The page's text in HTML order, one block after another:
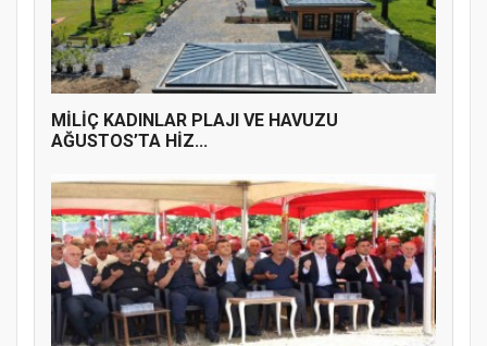
MİLİÇ KADINLAR PLAJI VE HAVUZU
AĞUSTOS’TA HİZ...